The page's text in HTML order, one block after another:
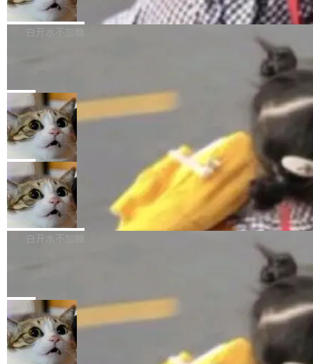
由软件情怀，而是一个跟 AI agent 直接相关的
技术判断。 两行 prompt 就能个性化任何软件 C
关开源项目的开发者，希望参加 DeepSeek Har
ness 的内测，可以回复或私信联系我。请附上
Harness 负责把能力落到真实环境中——调用工
具、读写文件、管理上下文、处理错误、完成闭
环。崔添翼招人的标...
开源
商汤科技宣布面向社区开源轻量级统一多模态模
型的预览版本 SenseNova U1.5-Lite-Preview。
理解、推理、生成与编辑，还仅以 8B-MoT 的轻
量大小，将能力推进到4K、更精细的真实质感、
更复杂的视觉控制和可持续迭代编辑。 相比 U
1，U1.5-Lite-Preview 在以下方向上带来了显著
提升： 原生支持4K图像生成； 更精细的局部纹
理、细节与真实世界质感； 更准确的中英文文字
生成与复杂版式组织； 更稳定的图...
白开水不加糖
nap。这次是 hwctl——一个用来检查 Ubuntu
硬件认证状态的命令行工具。 Canonical 工程师
Alan Griffiths 在邮件列表中说得很直白：「hwc
tl 是一个 Ubuntu 专有的包，它和它的依赖项都
是 Ubuntu 专有的，不会用在其他发行版上。」
所以 deb 版本的受众实际上为零。既然只有 Ub
untu 用户在用，那用 snap 打包就没什么可纠结
的。 从 deb 到 snap 的迁移路径 hwctl 是 rust-
hwlib 硬件 API 库的一部分，命令行工具负责查
局
Dario Amodei 担心新人来 Anthropic
只为金钱，不为使命
顶级 AI 研究员在两家公司之间来回跳，中间只
隔了几天。 Lilian Weng 上周刚宣布因健康原因
离开 Thinking Machines Lab，说自己作为联合
创始人的角色「太累了」。几天后，The Inform
ation 就曝出她将重回 OpenAI，负责递归自我
改进方向的研究。她是 Thinking Machines 过
一在人才争夺战中失血的公司。六月，Google
连失两员大将：Noam Shazeer 去了 Op...
局
FFmpeg 9.0 发布
FFmpeg 9.0 现已发布，包含多项改进。官方更
新日志列出的 9.0 版本主要更新内容如下： 扩
er HE-AAC 960 解码 (DAB+) transpose_cuda
filter 添加 AMF Frame Rate Converter (vf_frc
_amf) filter SMPTE 2094-50 元数据支持和直
通 ProRes RAW VideoToolbox 硬件加速器 AP
白开水不加糖
Code 在 X 上发帖：「DeepSeek Flash did 8T
tokens on August 1st. 5T of free usage + 3T
on OpenCode Go.」79.8 万次浏览，连带着 #
DeepSeek一天消耗了8万亿# 上了微博热搜——
局
NetBSD 11.0 正式发布
NetBSD 11.0 现已正式发布，这是 NetBSD 操